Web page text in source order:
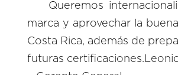
Queremos
marca y aprovechar la
Costa Rica, además de
futuras